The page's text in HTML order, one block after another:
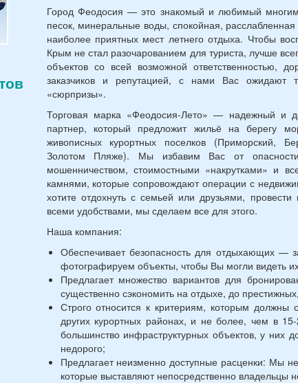
Город Феодосия — это знакомый и любимый
песок, минеральные воды, спокойная,
наиболее приятных мест летнего отдыха. Чтобы
Крым не стал разочарованием для туриста, лучше
объектов со всей возможной ответственностью,
заказчиков и репутацией, с нами Вас ожидают
«сюрпризы».
Торговая марка «Феодосия-Лето» — надежный и
партнер, который предложит жильё на берегу
живописных курортных поселков (Приморский,
Золотом Пляже). Мы избавим Вас от опасности
мошенничеством, стоимостными «накрутками» и
камнями, которые сопровождают операции с
хотите отдохнуть с семьей или друзьями, провести
всеми удобствами, мы сделаем все для этого.
Наша компания:
Обеспечивает безопасность для отдыхающих —
фотографируем объекты, чтобы Вы могли видеть
Предлагает множество вариантов для
существенно сэкономить на отдыхе, до
Строго относится к критериям, которым
других курортных районах, и не более, чем в
большинство инфраструктурных объектов, у
недорого;
Предлагает неизменно доступные расценки: Мы
которые выставляют непосредственно владельцы